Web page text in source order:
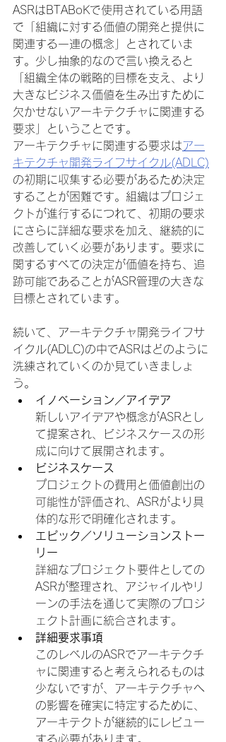
ASRはBTABoKで使用されている用語
で「組織に対する価値の開発と提供に
関連する一連の概念」とされていま
す。少し抽象的なので言い換えると
「組織全体の戦略的目標を支え、より
大きなビジネス価値を生み出すために
欠かせないアーキテクチャに関連する
要求」ということです。
アーキテクチャに関連する要求はアー
キテクチャ開発ライフサイクル(ADLC)
の初期に収集する必要があるため決定
することが困難です。組織はプロジェ
クトが進行するにつれて、初期の要求
にさらに詳細な要求を加え、継続的に
改善していく必要があります。要求に
関するすべての決定が価値を持ち、追
跡可能であることがASR管理の大きな
目標とされています。
続いて、アーキテクチャ開発ライフサ
イクル(ADLC)の中でASRはどのように
洗練されていくのか見ていきましょ
う。
イノベーション／アイデア
新しいアイデアや概念がASRとし
て提案され、ビジネスケースの形
成に向けて展開されます。
ビジネスケース
プロジェクトの費用と価値創出の
可能性が評価され、ASRがより具
体的な形で明確化されます。
エピック／ソリューションストー
リー
詳細なプロジェクト要件としての
ASRが整理され、アジャイルやリ
ーンの手法を通じて実際のプロジ
ェクト計画に統合されます。
詳細要求事項
このレベルのASRでアーキテクチ
ャに関連すると考えられるものは
少ないですが、アーキテクチャへ
の影響を確実に特定するために、
アーキテクトが継続的にレビュー
する必要があります。